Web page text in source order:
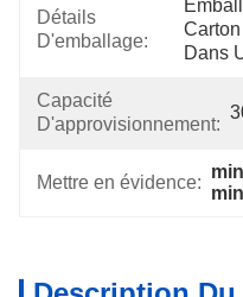
Détails
D'emballage:
Dans
Capacité
D'approvisionnement:
Mettre en évidence: